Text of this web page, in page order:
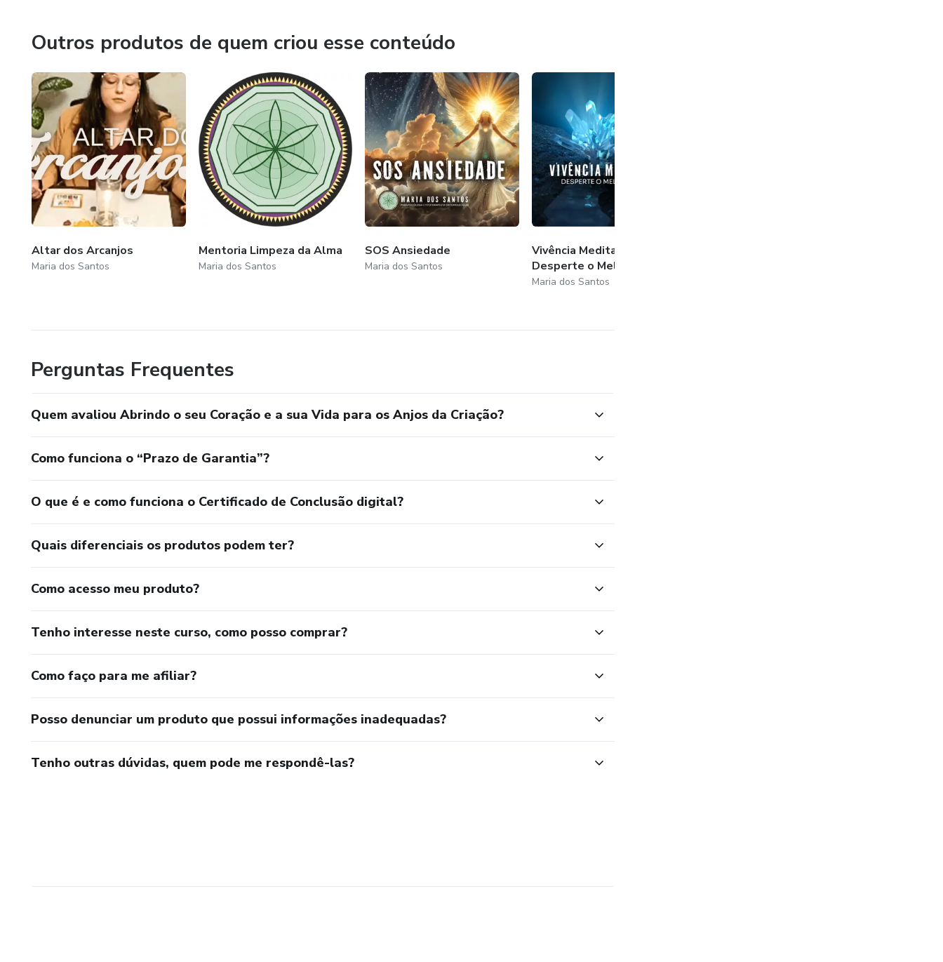
• Florais
• Desprogramação Neurobiológica
• Atendimento com os Anjos da Criação
Mais de 200mil investidos na minha formação profissional.
Outros produtos de quem criou esse conteúdo
Altar dos Arcanjos
Maria dos Santos
Mentoria Limpeza da Alma
Maria dos Santos
SOS Ansiedade
Maria dos Santos
Vivência Meditativa:
Desperte o Melhor de 2025
Maria dos Santos
Perguntas Frequentes
Quem avaliou Abrindo o seu Coração e a sua Vida para os Anjos da Criação?
Como funciona o “Prazo de Garantia”?
O que é e como funciona o Certificado de Conclusão digital?
Quais diferenciais os produtos podem ter?
Como acesso meu produto?
Tenho interesse neste curso, como posso comprar?
Como faço para me afiliar?
Posso denunciar um produto que possui informações inadequadas?
Tenho outras dúvidas, quem pode me respondê-las?